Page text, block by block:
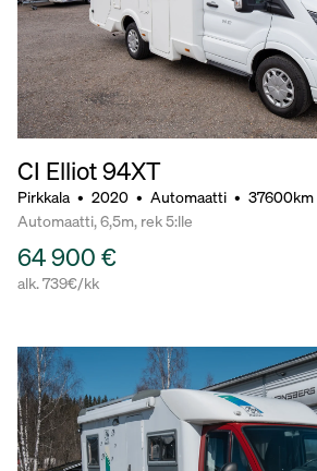
CI Elliot 94XT
Pirkkala • 2020 • Automaatti • 37600km
Automaatti, 6,5m, rek 5:lle
64 900 €
alk. 739€/kk